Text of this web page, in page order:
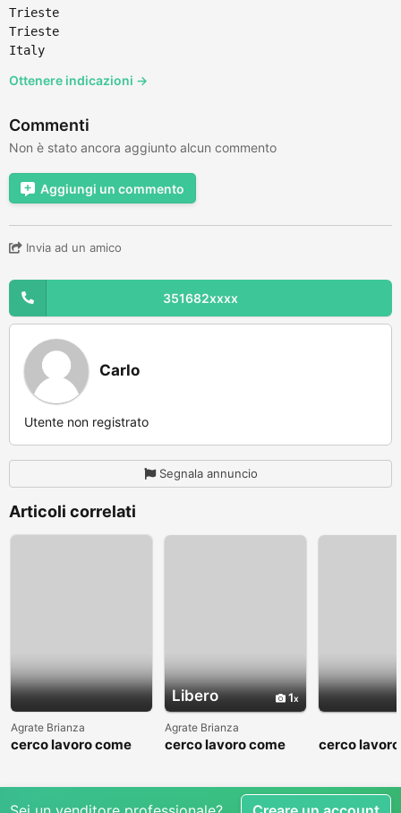
Trieste
Trieste
Italy
Ottenere indicazioni →
Commenti
Non è stato ancora aggiunto alcun commento
Aggiungi un commento
Invia ad un amico
351682xxxx
Carlo
Utente non registrato
Segnala annuncio
Articoli correlati
Agrate Brianza
cerco lavoro come
Libero 1
Agrate Brianza
cerco lavoro come
cerco